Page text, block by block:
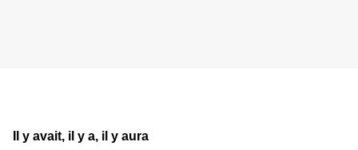
Il y avait, il y a, il y aura